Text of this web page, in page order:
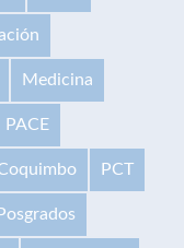
Medicina
PACE
PCT